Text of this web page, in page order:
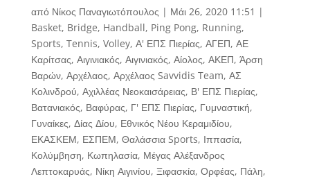
από Νίκος Παναγιωτόπουλος | Μάι 26, 2020 11:51 |
Basket, Bridge, Handball, Ping Pong, Running,
Sports, Tennis, Volley, Α' ΕΠΣ Πιερίας, ΑΓΕΠ, ΑΕ
Καρίτσας, Αιγινιακός, Αιγινιακός, Αίολος, ΑΚΕΠ, Άρση
Βαρών, Αρχέλαος, Αρχέλαος Savvidis Team, ΑΣ
Κολινδρού, Αχιλλέας Νεοκαισάρειας, Β' ΕΠΣ Πιερίας,
Βατανιακός, Βαφύρας, Γ' ΕΠΣ Πιερίας, Γυμναστική,
Γυναίκες, Δίας Δίου, Εθνικός Νέου Κεραμιδίου,
ΕΚΑΣΚΕΜ, ΕΣΠΕΜ, Θαλάσσια Sports, Ιππασία,
Κολύμβηση, Κωπηλασία, Μέγας Αλέξανδρος
Λεπτοκαρυάς, Νίκη Αιγινίου, Ξιφασκία, Ορφέας, Πάλη,